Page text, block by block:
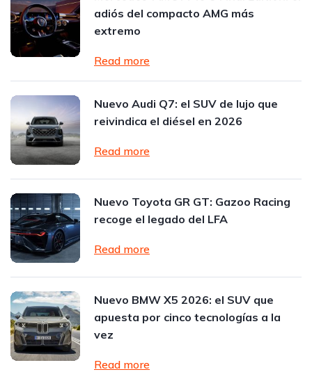
adiós del compacto AMG más
extremo
Read more
Nuevo Audi Q7: el SUV de lujo que
reivindica el diésel en 2026
Read more
Nuevo Toyota GR GT: Gazoo Racing
recoge el legado del LFA
Read more
Nuevo BMW X5 2026: el SUV que
apuesta por cinco tecnologías a la
vez
Read more